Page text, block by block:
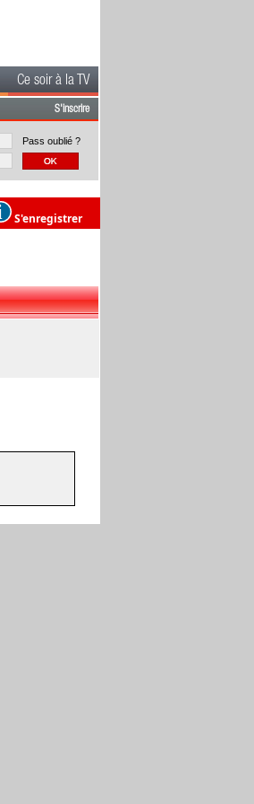
Ce soir à la TV
S'inscrire
Pass oublié ?
S'enregistrer